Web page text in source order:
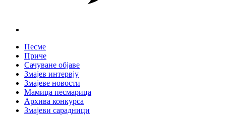
Песме
Приче
Сачуване објаве
Змајев интервју
Змајеве новости
Мамица песмарица
Архива конкурса
Змајеви сарадници